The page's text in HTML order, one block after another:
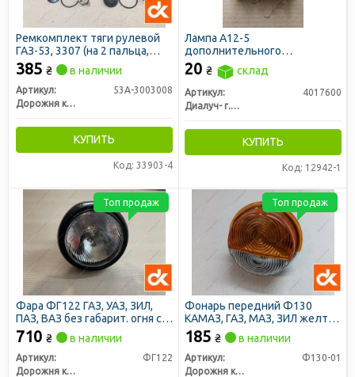
Ремкомплект тяги рулевой
ГАЗ-53, 3307 (на 2 пальца,
полный) ПРЕМИУМ (ДК)
385 ₴ в наличии
Артикул:
53А-3003008
Дорожня карта
КУПИТЬ
Код: 33903-4
Лампа А12-5
дополнительного
освещения 12V 5W BA15S
(пр-во Диалуч)
20 ₴ склад
Артикул:
4017600
Диалуч- г.Москва
КУПИТЬ
Код: 12942-1
Фара ФГ122 ГАЗ, УАЗ, ЗИЛ,
ПАЗ, ВАЗ без габарит. огня с
галаген. лампой 12В (ДК)
710 ₴ в наличии
Артикул:
ФГ122
Дорожня карта
Топ продаж
Фонарь передний Ф130
КАМАЗ, ГАЗ, МАЗ, ЗИЛ желто/
белый с лампами (пласт.
корпус) (ДК)
185 ₴ в наличии
Артикул:
Ф130-01
Дорожня карта
Топ продаж